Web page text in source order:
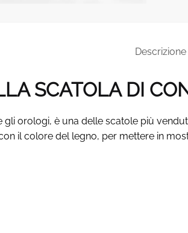
Descrizione
SCATOLA DI
orologi, è una delle scatole più
il colore del legno, per mettere in